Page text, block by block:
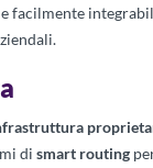
facilmente
di smart routing